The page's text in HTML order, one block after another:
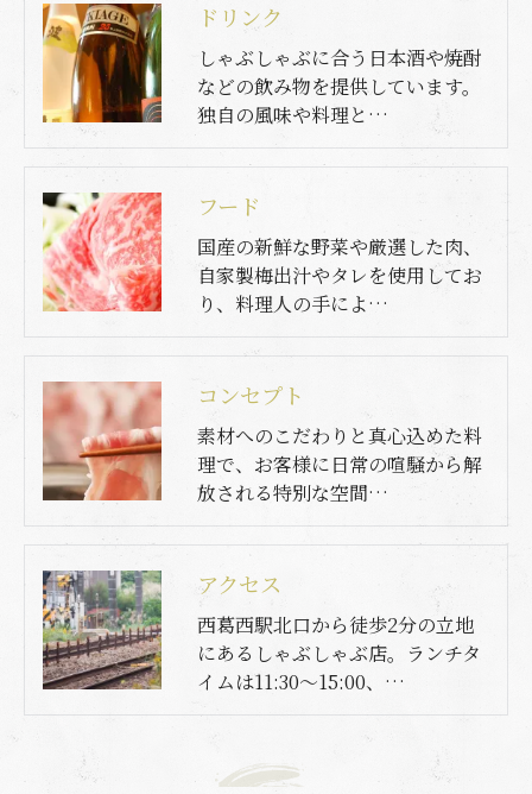
ドリンク
しゃぶしゃぶに合う日本酒や焼酎
などの飲み物を提供しています。
独自の風味や料理と…
フード
国産の新鮮な野菜や厳選した肉、
自家製梅出汁やタレを使用してお
り、料理人の手によ…
コンセプト
素材へのこだわりと真心込めた料
理で、お客様に日常の喧騒から解
放される特別な空間…
アクセス
西葛西駅北口から徒歩2分の立地
にあるしゃぶしゃぶ店。ランチタ
イムは11:30～15:00、…